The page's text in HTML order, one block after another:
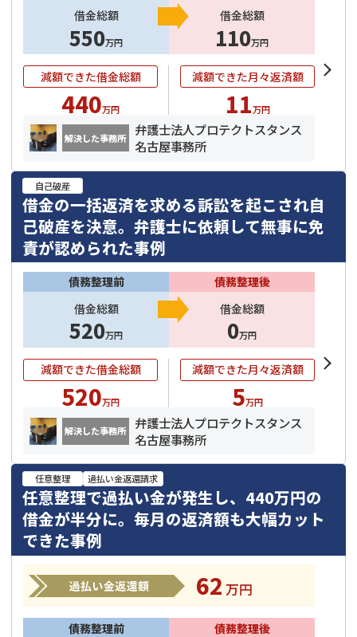
借金総額
550万円
借金総額
110万円
減額できた借金総額
440万円
減額できた月々返済額
11万円
解決した事務所
弁護士法人プロテクトスタンス
名古屋事務所
自己破産
借金の一括返済を求める訴訟を起こされ自
己破産を決意。弁護士に依頼して無事に免
責が認められた事例
債務整理前
借金総額
520万円
債務整理後
借金総額
0万円
減額できた借金総額
520万円
減額できた月々返済額
5万円
解決した事務所
弁護士法人プロテクトスタンス
名古屋事務所
任意整理 過払い金返還請求
任意整理で過払い金が発生し、440万円の
借金が半分に。毎月の返済額も大幅カット
できた事例
62 万円
債務整理前
債務整理後